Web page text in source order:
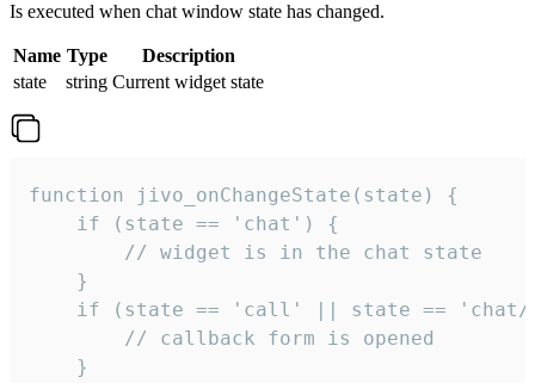
Is executed when chat window state has changed.
Name Type
Description
state
string Current widget state
function jivo_onChangeState(state) {
    if (state == 'chat') {
        // widget is in the chat state
    }
if (state == 'call' || state ==
        // callback form is opened
    }